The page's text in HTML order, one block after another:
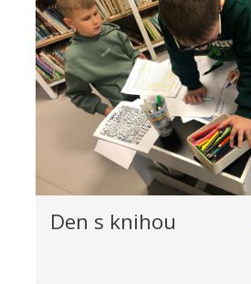
Den s knihou